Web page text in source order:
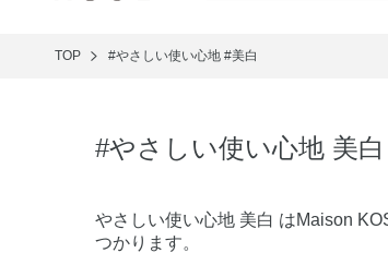
TOP #やさしい使い心地 #美白
#やさしい使い心地 美
やさしい使い心地 美白 はMaison
つかります。